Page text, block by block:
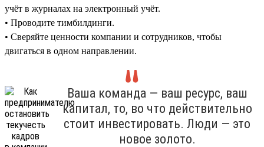
учёт в журналах на электронный учёт.
• Проводите тимбилдинги.
• Сверяйте ценности компании и сотрудников, чтобы
двигаться в одном направлении.
Ваша команда — ваш ресурс, ваш
капитал, то, во что действительно
стоит инвестировать. Люди — это
новое золото.